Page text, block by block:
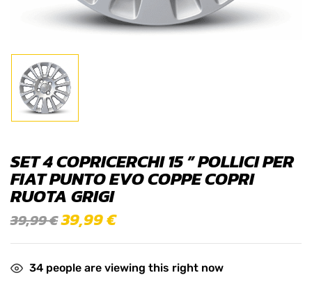
SET 4 COPRICERCHI 15 ” POLLICI PER
FIAT PUNTO EVO COPPE COPRI
RUOTA GRIGI
39,99€39,99€
34 people are viewing this right now